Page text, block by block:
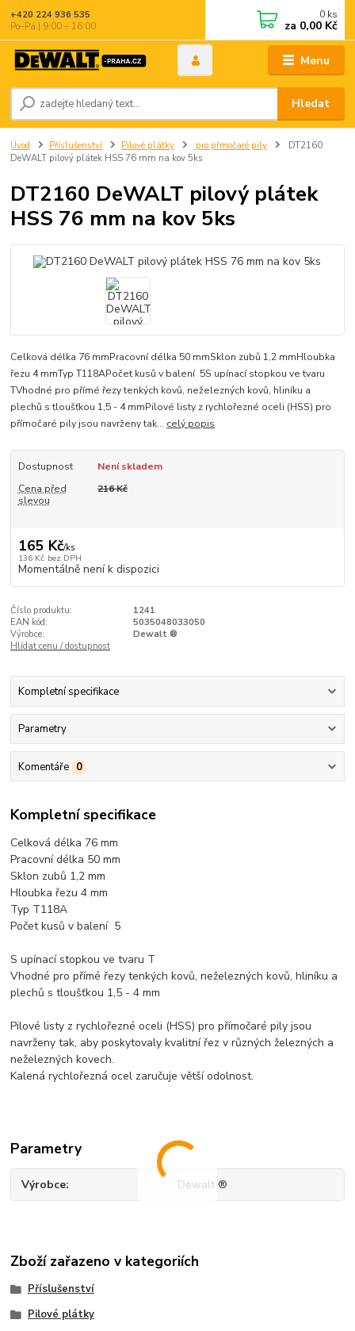
Menu
Hledat
+420 224 936 535
Po–Pá | 9:00 – 16:00
0 ks
za 0,00 Kč
Úvod Příslušenství Pilové plátky pro přmočaré pily
DT2160
DeWALT pilový plátek HSS 76 mm na kov 5ks
DT2160 DeWALT pilový plátek
HSS 76 mm na kov 5ks
Celková délka 76 mmPracovní délka 50 mmSklon zubů 1,2 mmHloubka
řezu 4 mmTyp T118APočet kusů v balení 5S upínací stopkou ve tvaru
TVhodné pro přímé řezy tenkých kovů, neželezných kovů, hliníku a
plechů s tloušťkou 1,5 - 4 mmPilové listy z rychlořezné oceli (HSS) pro
přímočaré pily jsou navrženy tak... celý popis
Dostupnost
Není skladem
Cena před
slevou
216 Kč
165 Kč/ks
136 Kč bez DPH
Momentálně není k dispozici
Číslo produktu:
1241
EAN kód:
5035048033050
Výrobce:
Dewalt ®
Hlídat cenu / dostupnost
Kompletní specifikace
Parametry
Komentáře 0
Kompletní specifikace
Celková délka 76 mm
Pracovní délka 50 mm
Sklon zubů 1,2 mm
Hloubka řezu 4 mm
Typ T118A
Počet kusů v balení 5
S upínací stopkou ve tvaru T
Vhodné pro přímé řezy tenkých kovů, neželezných kovů, hliníku a
plechů s tloušťkou 1,5 - 4 mm
Pilové listy z rychlořezné oceli (HSS) pro přímočaré pily jsou
navrženy tak, aby poskytovaly kvalitní řez v různých železných a
neželezných kovech.
Kalená rychlořezná ocel zaručuje větší odolnost.
Parametry
Výrobce Dewalt ®
Zboží zařazeno v kategoriích
Příslušenství
Pilové plátky